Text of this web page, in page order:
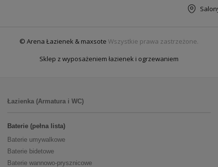
© Arena Łazienek & maxsote Wszystkie prawa zastrzeżone.
Sklep z wyposażeniem łazienek i ogrzewaniem
Łazienka (Armatura i WC)
Baterie (pełna lista)
Baterie umywalkowe
Baterie bidetowe
Baterie wannowo-prysznicowe